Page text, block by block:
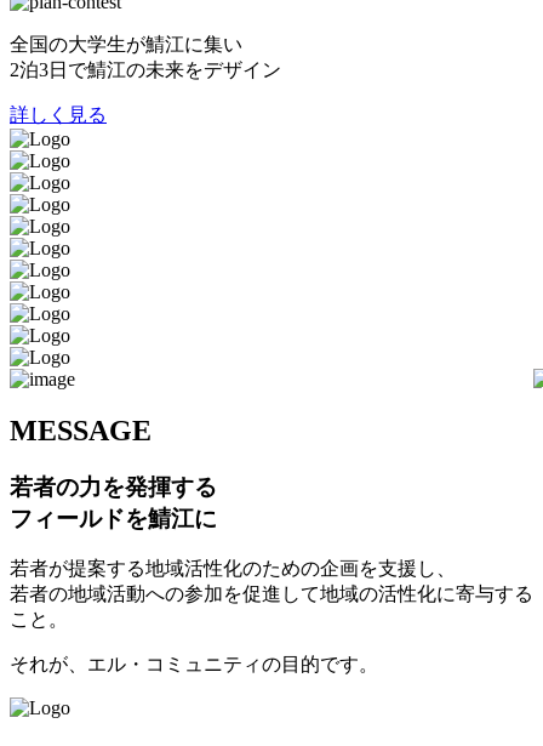
全国の大学生が鯖江に集い
2泊3日で鯖江の未来をデザイン
詳しく見る
MESSAGE
若者の力を発揮する
フィールドを鯖江に
若者が提案する地域活性化のための企画を支援し、
若者の地域活動への参加を促進して地域の活性化に寄与する
こと。
それが、エル・コミュニティの目的です。